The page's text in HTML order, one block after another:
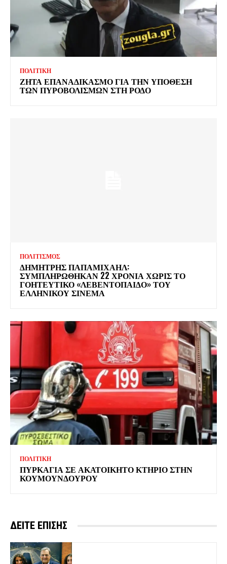
ΠΟΛΙΤΙΚΗ
ΖΗΤΑ ΕΠΑΝΑΔΙΚΑΣΜΟ ΓΙΑ ΤΗΝ ΥΠΟΘΕΣΗ
ΤΩΝ ΠΥΡΟΒΟΛΙΣΜΩΝ ΣΤΗ ΡΟΔΟ
ΠΟΛΙΤΙΣΜΟΣ
ΔΗΜΗΤΡΗΣ ΠΑΠΑΜΙΧΑΗΛ:
ΣΥΜΠΛΗΡΩΘΗΚΑΝ 22 ΧΡΟΝΙΑ ΧΩΡΙΣ ΤΟ
ΓΟΗΤΕΥΤΙΚΟ «ΛΕΒΕΝΤΟΠΑΙΔΟ» ΤΟΥ
ΕΛΛΗΝΙΚΟΥ ΣΙΝΕΜΑ
ΠΟΛΙΤΙΚΗ
ΠΥΡΚΑΓΙΑ ΣΕ ΑΚΑΤΟΙΚΗΤΟ ΚΤΗΡΙΟ ΣΤΗΝ
ΚΟΥΜΟΥΝΔΟΥΡΟΥ
ΔΕΙΤΕ ΕΠΙΣΗΣ